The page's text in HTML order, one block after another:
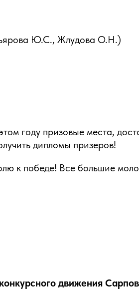
Ю.С., Жлудова О.Н.)
году призовые места,
дипломы призеров!
к победе! Все большие
движения